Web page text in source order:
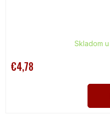
Skladom
€4,78